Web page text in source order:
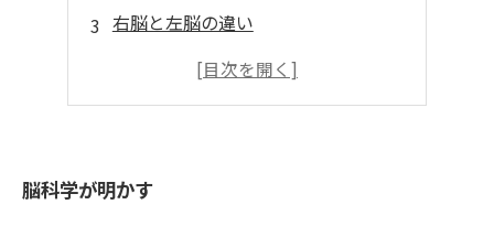
右脳と左脳の違い
具体的な方法
脳科学が明かす